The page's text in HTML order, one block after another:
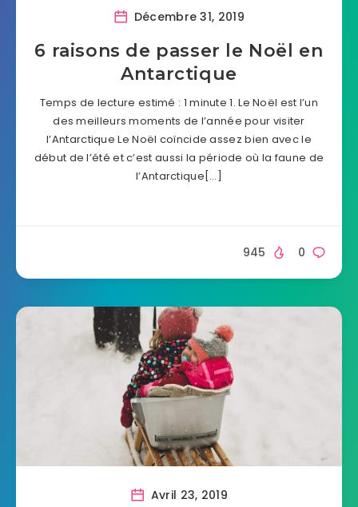
Décembre 31, 2019
6 raisons de passer le Noël en
Antarctique
Temps de lecture estimé : 1 minute 1. Le Noël est l’un
des meilleurs moments de l’année pour visiter
l’Antarctique Le Noël coïncide assez bien avec le
début de l’été et c’est aussi la période où la faune de
l’Antarctique[…]
0
945
Avril 23, 2019